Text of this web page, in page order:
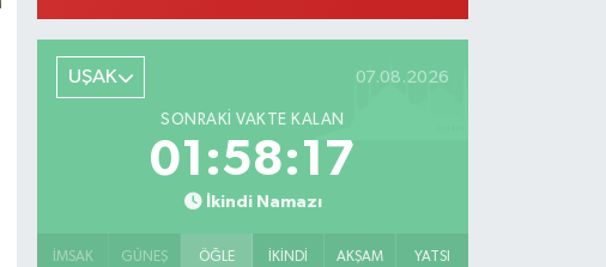
UŞAK 07.08.2026
SONRAKI VAKTE KALAN
01:58:15
İkindi Namazı
İMSAK GÜNEŞ ÖĞLE İKINDI AKŞAM YATSI